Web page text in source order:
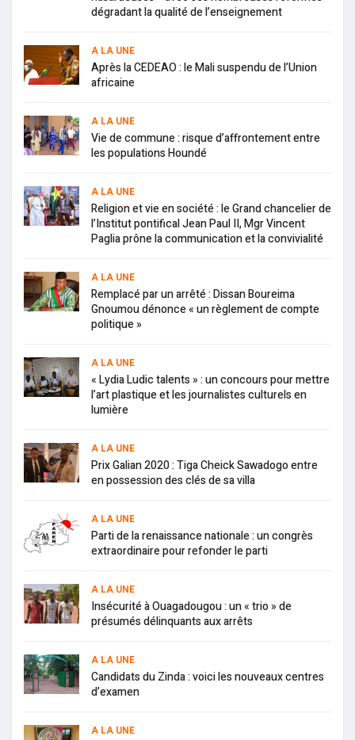
dégradant la qualité de l’enseignement
A LA UNE
Après la CEDEAO : le Mali suspendu de l’Union
africaine
A LA UNE
Vie de commune : risque d’affrontement entre
les populations Houndé
A LA UNE
Religion et vie en société : le Grand chancelier de
l’Institut pontifical Jean Paul II, Mgr Vincent
Paglia prône la communication et la convivialité
A LA UNE
Remplacé par un arrêté : Dissan Boureima
Gnoumou dénonce « un règlement de compte
politique »
A LA UNE
« Lydia Ludic talents » : un concours pour mettre
l’art plastique et les journalistes culturels en
lumière
A LA UNE
Prix Galian 2020 : Tiga Cheick Sawadogo entre
en possession des clés de sa villa
A LA UNE
Parti de la renaissance nationale : un congrès
extraordinaire pour refonder le parti
A LA UNE
Insécurité à Ouagadougou : un « trio » de
présumés délinquants aux arrêts
A LA UNE
Candidats du Zinda : voici les nouveaux centres
d’examen
A LA UNE